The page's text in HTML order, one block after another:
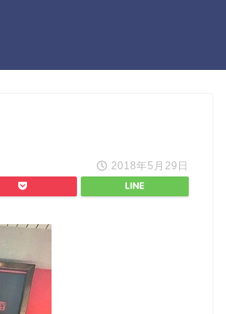
2018年5月29日